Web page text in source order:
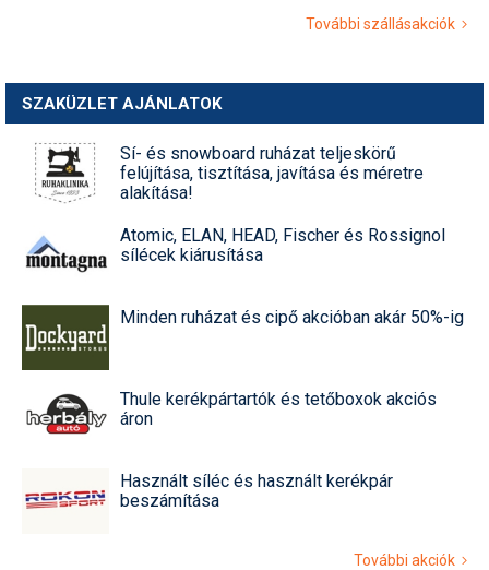
További szállásakciók
SZAKÜZLET AJÁNLATOK
Sí- és snowboard ruházat teljeskörű
felújítása, tisztítása, javítása és méretre
alakítása!
Atomic, ELAN, HEAD, Fischer és Rossignol
sílécek kiárusítása
Minden ruházat és cipő akcióban akár 50%-ig
Thule kerékpártartók és tetőboxok akciós
áron
Használt síléc és használt kerékpár
beszámítása
További akciók